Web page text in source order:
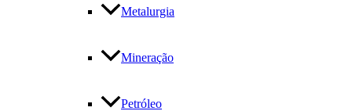
Metalurgia
Mineração
Petróleo